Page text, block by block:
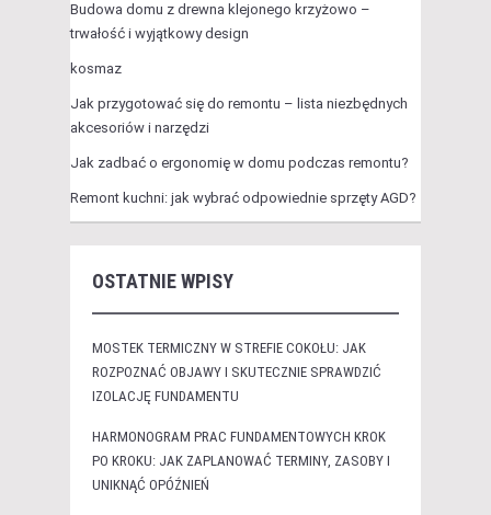
Budowa domu z drewna klejonego krzyżowo –
trwałość i wyjątkowy design
kosmaz
Jak przygotować się do remontu – lista niezbędnych
akcesoriów i narzędzi
Jak zadbać o ergonomię w domu podczas remontu?
Remont kuchni: jak wybrać odpowiednie sprzęty AGD?
OSTATNIE WPISY
MOSTEK TERMICZNY W STREFIE COKOŁU: JAK
ROZPOZNAĆ OBJAWY I SKUTECZNIE SPRAWDZIĆ
IZOLACJĘ FUNDAMENTU
HARMONOGRAM PRAC FUNDAMENTOWYCH KROK
PO KROKU: JAK ZAPLANOWAĆ TERMINY, ZASOBY I
UNIKNĄĆ OPÓŹNIEŃ